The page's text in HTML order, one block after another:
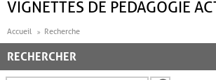
VIGNETTES DE PÉDAGOGIE
Accueil Recherche
RECHERCHER